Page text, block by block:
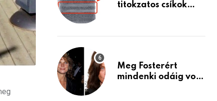
titokzatos csíkok
Meg Fosterért
mindenki odáig volt